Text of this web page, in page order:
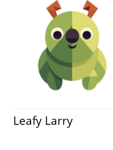
Leafy Larry